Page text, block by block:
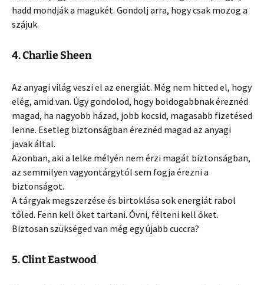
hadd mondják a magukét. Gondolj arra, hogy csak mozog a
szájuk.
4. Charlie Sheen
Az anyagi világ veszi el az energiát. Még nem hitted el, hogy
elég, amid van. Úgy gondolod, hogy boldogabbnak éreznéd
magad, ha nagyobb házad, jobb kocsid, magasabb fizetésed
lenne. Esetleg biztonságban éreznéd magad az anyagi
javak által.
Azonban, aki a lelke mélyén nem érzi magát biztonságban,
az semmilyen vagyontárgytól sem fogja érezni a
biztonságot.
A tárgyak megszerzése és birtoklása sok energiát rabol
tőled. Fenn kell őket tartani. Óvni, félteni kell őket.
Biztosan szükséged van még egy újabb cuccra?
5. Clint Eastwood